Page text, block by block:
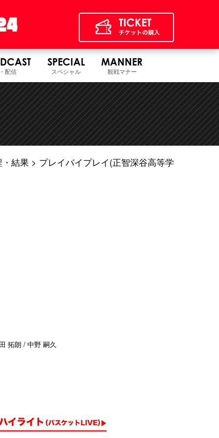
配信
SPECIAL
スペシャル
MANNER
観戦マナー
・結果
プレイバイプレイ(正智深谷高等学
拓朗 / 中野 嗣久